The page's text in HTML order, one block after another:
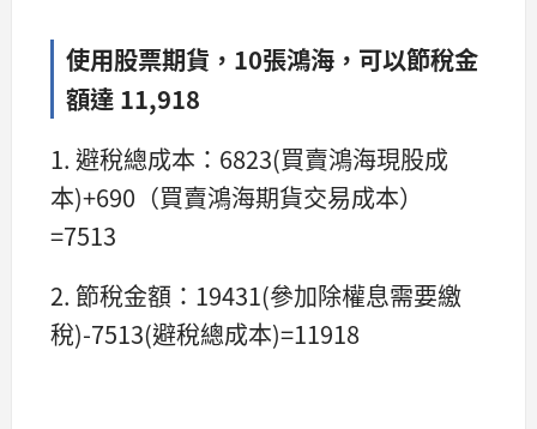
使用股票期貨，10張鴻海，可以節稅金
額達 11,918
1. 避稅總成本：6823(買賣鴻海現股成
本)+690（買賣鴻海期貨交易成本）
=7513
2. 節稅金額：19431(參加除權息需要繳
稅)-7513(避稅總成本)=11918